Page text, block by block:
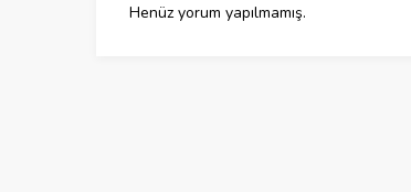
Henüz yorum yapılmamış.